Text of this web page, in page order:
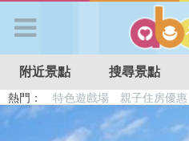
APP登入
首 頁
附近景點 搜尋景點
熱門： 特色遊戲場 親子住房優惠
溜滑梯民宿
觀光工廠